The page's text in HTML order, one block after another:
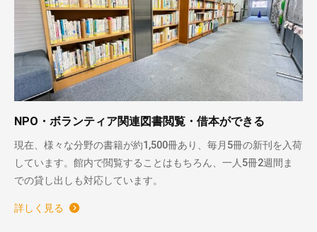
NPO・ボランティア関連図書閲覧・借本ができる
現在、様々な分野の書籍が約1,500冊あり、毎月5冊の新刊を入荷
しています。館内で閲覧することはもちろん、一人5冊2週間ま
での貸し出しも対応しています。
詳しく見る